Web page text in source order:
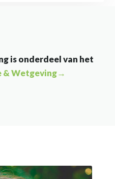
is onderdeel van het
& Wetgeving→